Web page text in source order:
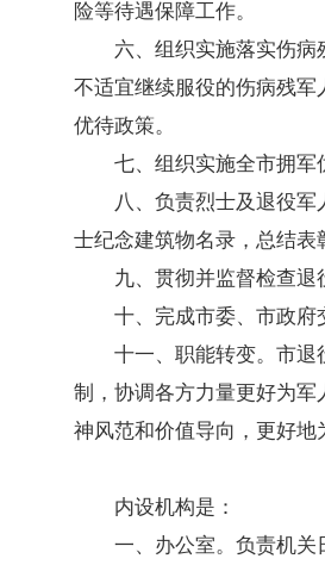
险等待遇保障工作。
六、组织实施落实伤
不适宜继续服役的伤病残
优待政策。
七、组织实施全市拥
八、负责烈士及退役
士纪念建筑物名录，总结
九、贯彻并监督检查
十、完成市委、市政府
十一、职能转变。市
制，协调各方力量更好为
神风范和价值导向，更好
内设机构是：
一、办公室。负责机